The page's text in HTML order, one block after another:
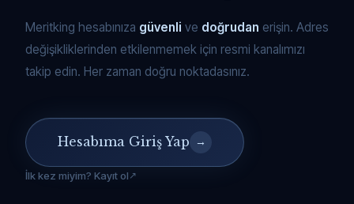
Meritking hesabınıza güvenli ve doğrudan erişin. Adres
değişikliklerinden etkilenmemek için resmi kanalımızı
takip edin. Her zaman doğru noktadasınız.
Hesabıma Giriş Yap →
İlk kez miyim? Kayıt ol